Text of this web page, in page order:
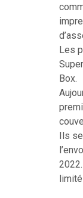
Les
Box.
Ils